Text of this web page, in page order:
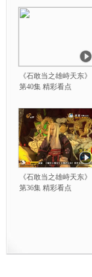
《石敢当之雄峙天东》
第40集 精彩看点
《石敢当之雄峙天东》
第36集 精彩看点